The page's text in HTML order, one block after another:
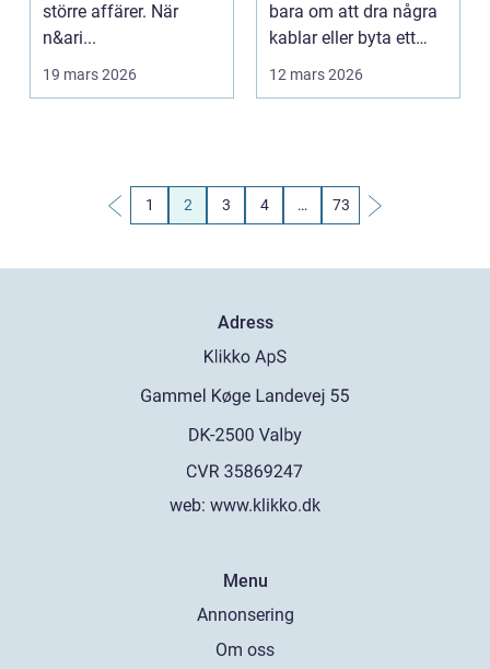
större affärer. När
n&ari...
19 mars 2026
bara om att dra några
kablar eller byta ett
vägguttag...
12 mars 2026
1 2 3 4 … 73
Adress
web: www.klikko.dk
Menu
Annonsering
Om oss